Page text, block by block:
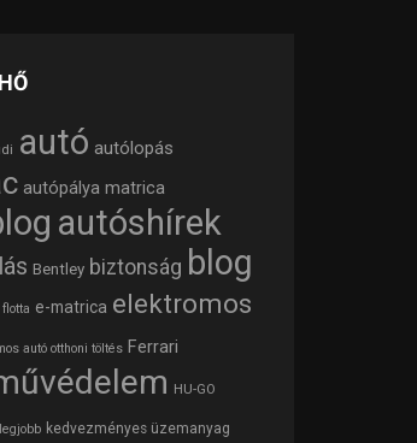
autó autólopás
autópálya matrica
autóshírek
Bentley biztonság blog
e-matrica elektromos
autó otthoni töltés Ferrari
HU-GO
kedvezményes üzemanyag